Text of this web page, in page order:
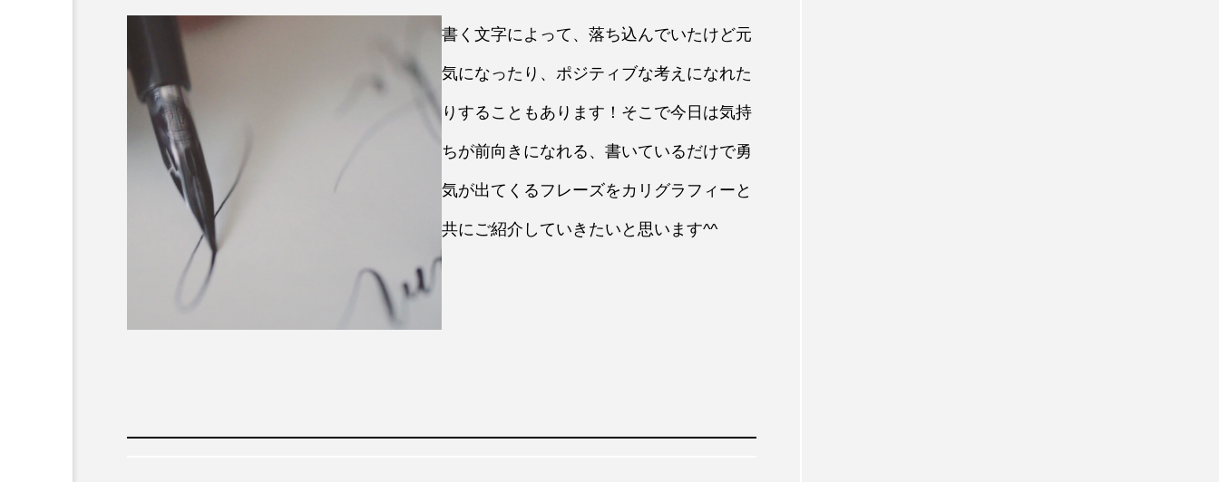
書く文字によって、落ち込んでいたけど元
気になったり、ポジティブな考えになれた
りすることもあります！そこで今日は気持
ちが前向きになれる、書いているだけで勇
気が出てくるフレーズをカリグラフィーと
共にご紹介していきたいと思います^^